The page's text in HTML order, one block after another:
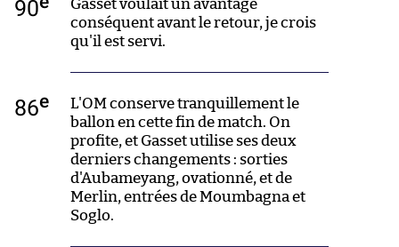
90
Gasset voulait un avantage
conséquent avant le retour, je crois
qu'il est servi.
86e
L'OM conserve tranquillement le
ballon en cette fin de match. On
profite, et Gasset utilise ses deux
derniers changements : sorties
d'Aubameyang, ovationné, et de
Merlin, entrées de Moumbagna et
Soglo.